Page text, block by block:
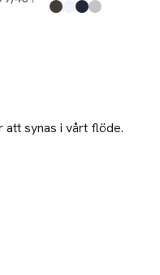
Produkten finns i
Army Green1
White,
Dark Navy
Grey,
att synas i vårt flöde.